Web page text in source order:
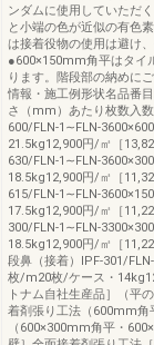
ンダムに使用していただ
と小端の色が近似の有色
は接着役物の使用は避け
●600×150mm角平はタイ
ります。階段部の納めに
情報・施工例形状名品番
さ（mm）あたり枚数入
600/
21.5kg12,900円/㎡［
630/
18.5kg12,900円/㎡［
615/
17.5kg12,900円/㎡［
300/
18.5kg12,900円/㎡［
段鼻（接着）IPF‐301/
枚/m20枚/ケース・
トナム自社生産品］（平
着剤張り工法（600mm角
（600×300mm角平・